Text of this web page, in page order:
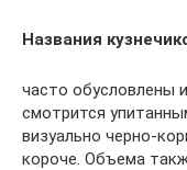
Названия
часто обусловлены
смотрится
визуально черно-
короче. Объема